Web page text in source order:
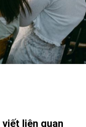
viết liên quan